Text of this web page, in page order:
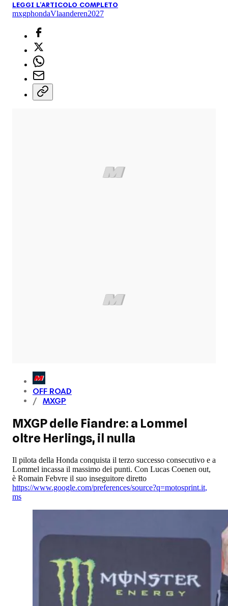
LEGGI L'ARTICOLO COMPLETO
mxgphondaVlaanderen2027
OFF ROAD
MXGP
MXGP delle Fiandre: a Lommel
oltre Herlings, il nulla
Il pilota della Honda conquista il terzo successo consecutivo e a
Lommel incassa il massimo dei punti. Con Lucas Coenen out,
è Romain Febvre il suo inseguitore diretto
https://www.google.com/preferences/source?q=motosprint.it,
ms